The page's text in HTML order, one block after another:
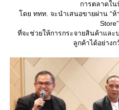
การตลาดใ
ดย ททท. จะนำเสนอขายผ่าน “ห้
Store”
ที่จะช่วยให้การกระจายสินค้าและ
ลูกค้าได้อย่างก